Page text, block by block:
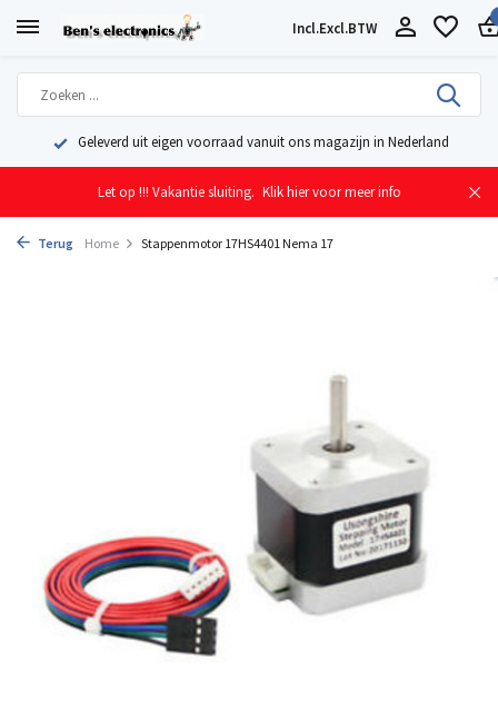
Incl.Excl.BTW
Geleverd uit eigen voorraad vanuit ons magazijn in Nederland
Let op !!! Vakantie sluiting. Klik hier voor meer info
Terug Home Stappenmotor 17HS4401 Nema 17